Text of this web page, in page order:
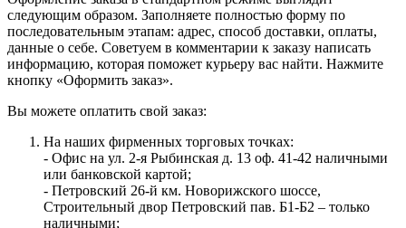
следующим образом. Заполняете полностью форму по
последовательным этапам: адрес, способ доставки, оплаты,
данные о себе. Советуем в комментарии к заказу написать
информацию, которая поможет курьеру вас найти. Нажмите
кнопку «Оформить заказ».
Вы можете оплатить свой заказ:
На наших фирменных торговых точках:
- Офис на ул. 2-я Рыбинская д. 13 оф. 41-42 наличными
или банковской картой;
- Петровский 26-й км. Новорижского шоссе,
Строительный двор Петровский пав. Б1-Б2 – только
наличными;